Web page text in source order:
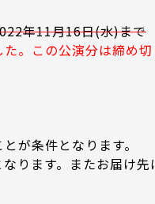
年11月16日(水)まで
。この公演分は締め
が条件となります。
ります。またお届け先